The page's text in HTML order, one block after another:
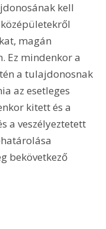
kell
magán
Ez mindenkor a
a tulajdonosnak
az esetleges
kitett és a
a veszélyeztetett
bekövetkező